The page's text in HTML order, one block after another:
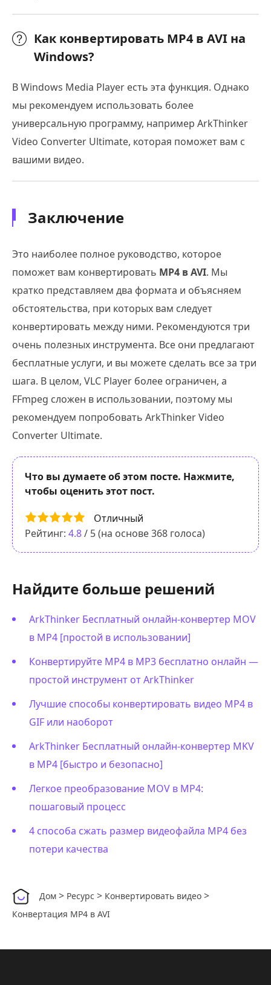
Как конвертировать MP4 в AVI на
Windows?
В Windows Media Player есть эта функция. Однако
мы рекомендуем использовать более
универсальную программу, например ArkThinker
Video Converter Ultimate, которая поможет вам с
вашими видео.
Заключение
Это наиболее полное руководство, которое
поможет вам конвертировать MP4 в AVI. Мы
кратко представляем два формата и объясняем
обстоятельства, при которых вам следует
конвертировать между ними. Рекомендуются три
очень полезных инструмента. Все они предлагают
бесплатные услуги, и вы можете сделать все за три
шага. В целом, VLC Player более ограничен, а
FFmpeg сложен в использовании, поэтому мы
рекомендуем попробовать ArkThinker Video
Converter Ultimate.
Что вы думаете об этом посте. Нажмите,
чтобы оценить этот пост.
Отличный
Рейтинг: 4.8/ 5 (на основе368 голоса)
Найдите больше решений
ArkThinker Бесплатный онлайн-конвертер MOV
в MP4 [простой в использовании]
Конвертируйте MP4 в MP3 бесплатно онлайн —
простой инструмент от ArkThinker
Лучшие способы конвертировать видео MP4 в
GIF или наоборот
ArkThinker Бесплатный онлайн-конвертер MKV
в MP4 [быстро и безопасно]
Легкое преобразование MOV в MP4:
пошаговый процесс
4 способа сжать размер видеофайла MP4 без
потери качества
Дом > Ресурс > Конвертировать видео >
Конвертация MP4 в AVI